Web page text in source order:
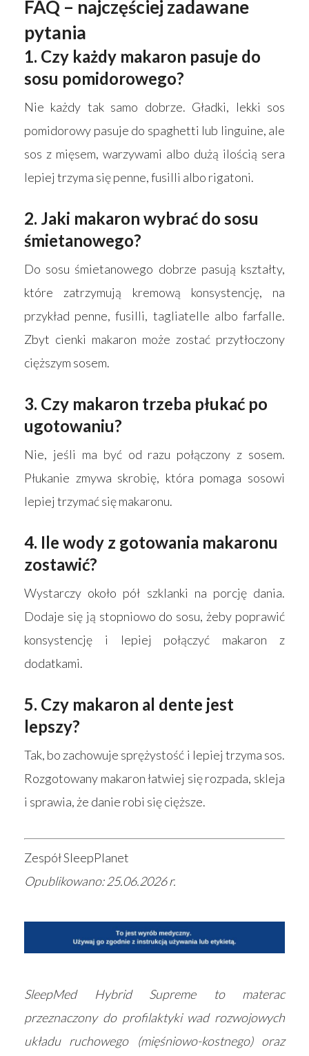
FAQ – najczęściej zadawane
pytania
1. Czy każdy makaron pasuje do
sosu pomidorowego?
Nie każdy tak samo dobrze. Gładki, lekki sos
pomidorowy pasuje do spaghetti lub linguine, ale
sos z mięsem, warzywami albo dużą ilością sera
lepiej trzyma się penne, fusilli albo rigatoni.
2. Jaki makaron wybrać do sosu
śmietanowego?
Do sosu śmietanowego dobrze pasują kształty,
które zatrzymują kremową konsystencję, na
przykład penne, fusilli, tagliatelle albo farfalle.
Zbyt cienki makaron może zostać przytłoczony
cięższym sosem.
3. Czy makaron trzeba płukać po
ugotowaniu?
Nie, jeśli ma być od razu połączony z sosem.
Płukanie zmywa skrobię, która pomaga sosowi
lepiej trzymać się makaronu.
4. Ile wody z gotowania makaronu
zostawić?
Wystarczy około pół szklanki na porcję dania.
Dodaje się ją stopniowo do sosu, żeby poprawić
konsystencję i lepiej połączyć makaron z
dodatkami.
5. Czy makaron al dente jest
lepszy?
Tak, bo zachowuje sprężystość i lepiej trzyma sos.
Rozgotowany makaron łatwiej się rozpada, skleja
i sprawia, że danie robi się cięższe.
Zespół SleepPlanet
Opublikowano: 25.06.2026 r.
SleepMed Hybrid Supreme to materac
przeznaczony do profilaktyki wad rozwojowych
układu ruchowego (mięśniowo-kostnego) oraz